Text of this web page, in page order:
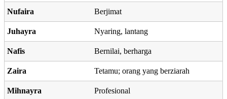
Nufaira Berjimat
Juhayra Nyaring, lantang
Nafis Bernilai, berharga
Zaira Tetamu; orang yang berziarah
Mihnayra Profesional